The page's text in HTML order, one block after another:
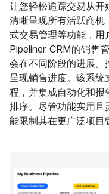
让您轻松追踪交易从开
清晰呈现所有活跃商机
式交易管理等功能，用
Pipeliner CRM的销售
会在不同阶段的进展。
呈现销售进度。该系
程，并集成自动化和报
排序。尽管功能实用且
能限制其在更广泛项目